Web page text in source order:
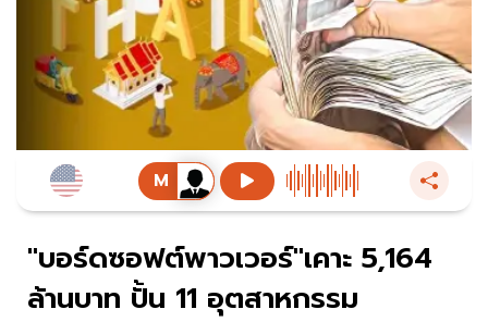
"บอร์ดซอฟต์พาวเวอร์"เคาะ 5,164
ล้านบาท ปั้น 11 อุตสาหกรรม